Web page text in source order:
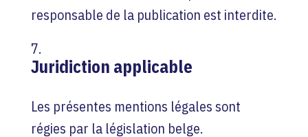
responsable de la publication est interdite.
Juridiction applicable
Les présentes mentions légales sont
régies par la législation belge.